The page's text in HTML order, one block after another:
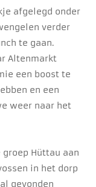
afgelegd onder
verder
te gaan.
Altenmarkt
een boost te
en een
weer naar het
Hüttau aan
in het dorp
gevonden